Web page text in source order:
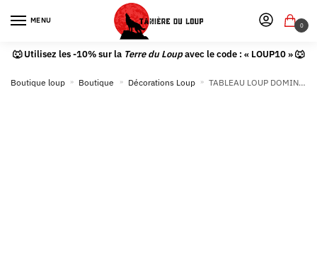
MENU
0
🐺 Utilisez les -10% sur la Terre du Loupavec le code : « LOUP10 » 🐺
Boutique loup » Boutique » Décorations Loup » TABLEAU LOUP DOMINANT